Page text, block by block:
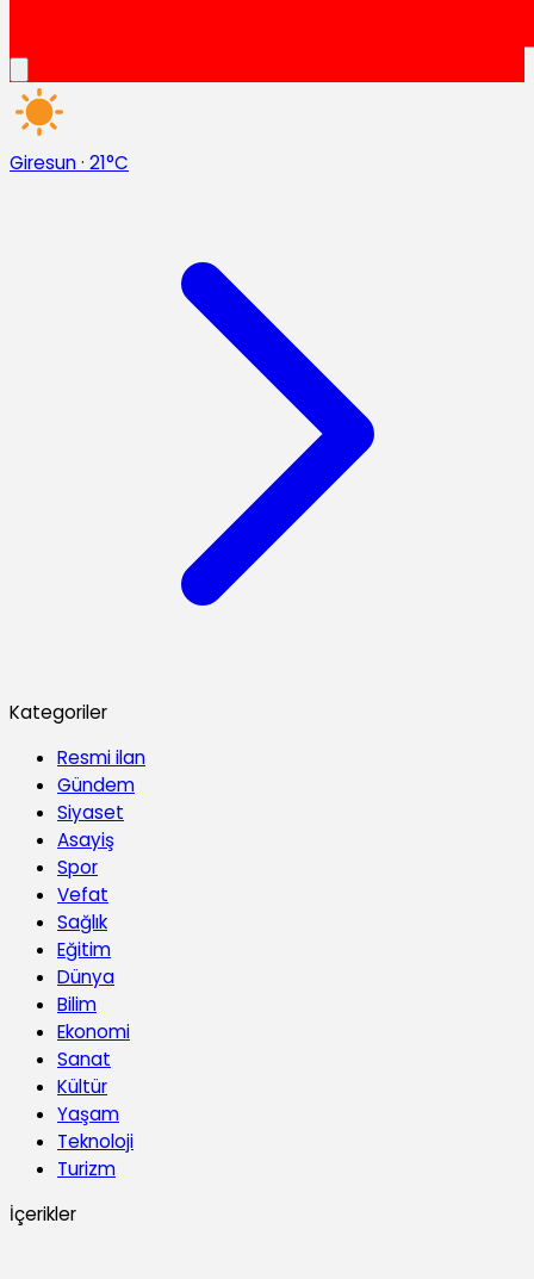
Giresun· 21°C
Kategoriler
Resmi ilan
Gündem
Siyaset
Asayiş
Spor
Vefat
Sağlık
Eğitim
Dünya
Bilim
Ekonomi
Sanat
Kültür
Yaşam
Teknoloji
Turizm
İçerikler